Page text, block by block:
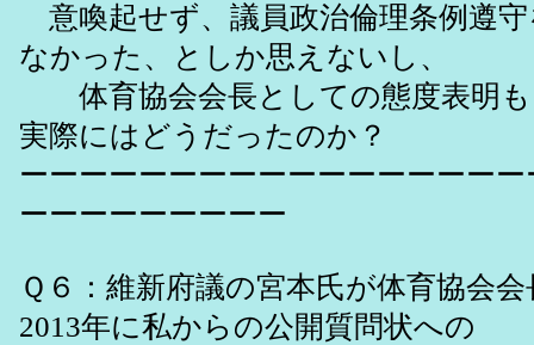
意喚起せず、議員政治倫理条例遵
なかった、としか思えないし、
体育協会会長としての態度表明も
実際にはどうだったのか？
ーーーーーーーーーーーーーーーー
ーーーーーーーーー
Ｑ６：維新府議の宮本氏が体育協会
2013年に私からの公開質問状への